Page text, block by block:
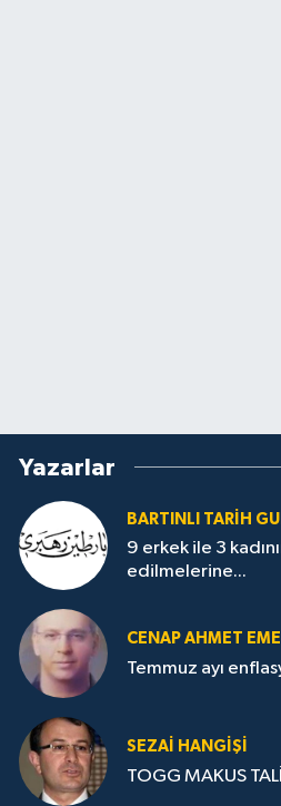
Yazarlar
BARTINLI TARIH
9 erkek ile 3
edilmelerine...
CENAP AHMET
Temmuz ayı
SEZAI HANGİŞİ
TOGG MAKUS